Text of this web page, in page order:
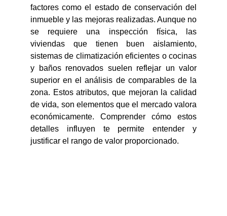
factores como el estado de conservación del
inmueble y las mejoras realizadas. Aunque no
se requiere una inspección física, las
viviendas que tienen buen aislamiento,
sistemas de climatización eficientes o cocinas
y baños renovados suelen reflejar un valor
superior en el análisis de comparables de la
zona. Estos atributos, que mejoran la calidad
de vida, son elementos que el mercado valora
económicamente. Comprender cómo estos
detalles influyen te permite entender y
justificar el rango de valor proporcionado.